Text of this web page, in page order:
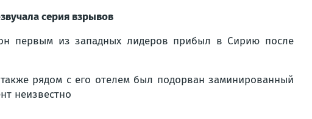
серия взрывов
первым из западных лидеров прибыл в Сирию после
рядом с его отелем был подорван заминированный
неизвестно